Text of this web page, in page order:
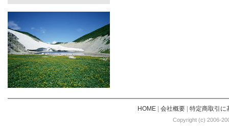
HOME| 会社概要| 特定商取引に
Copyright (c) 2006-